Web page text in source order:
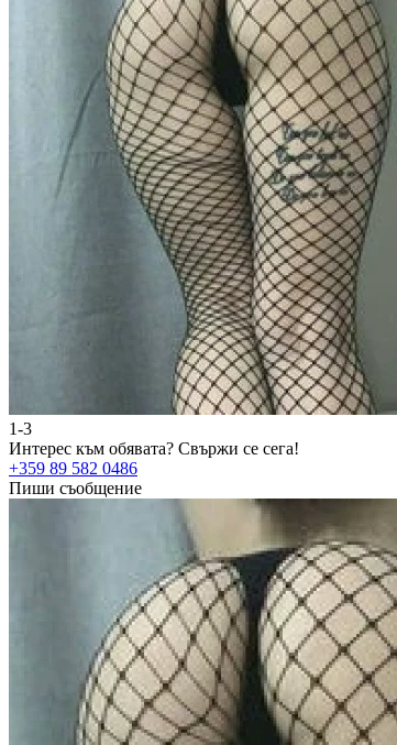
1-3
Интерес към обявата? Свържи се сега!
+359 89 582 0486
Пиши съобщение